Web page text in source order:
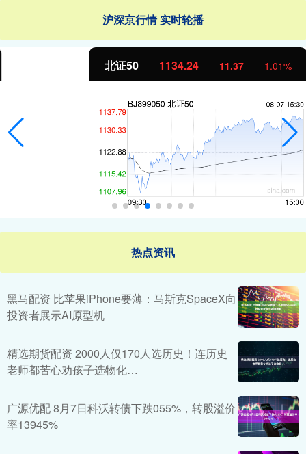
沪深京行情 实时轮播
1134.24 11.37 1.01%
热点资讯
黑马配资 比苹果iPhone要薄：马斯克SpaceX向
投资者展示AI原型机
精选期货配资 2000人仅170人选历史！连历史
老师都苦心劝孩子选物化…
广源优配 8月7日科沃转债下跌055%，转股溢价
率13945%